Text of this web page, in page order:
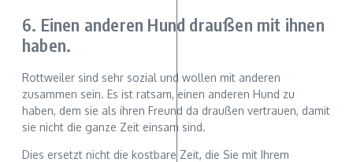
6. Einen anderen Hund draußen mit ihnen
haben.
Rottweiler sind sehr sozial und wollen mit anderen
zusammen sein. Es ist ratsam, einen anderen Hund zu
haben, dem sie als ihren Freund da draußen vertrauen, damit
sie nicht die ganze Zeit einsam sind.
Dies ersetzt nicht die kostbare Zeit, die Sie mit Ihrem